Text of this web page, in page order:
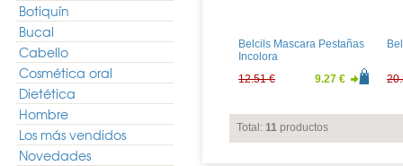
Botiquín
Bucal
Cabello
Cosmética oral
Dietética
Hombre
Los más vendidos
Novedades
Belcils Mascara Pestañas
Incolora
12.51 €
9.27 €
Total: 11 productos